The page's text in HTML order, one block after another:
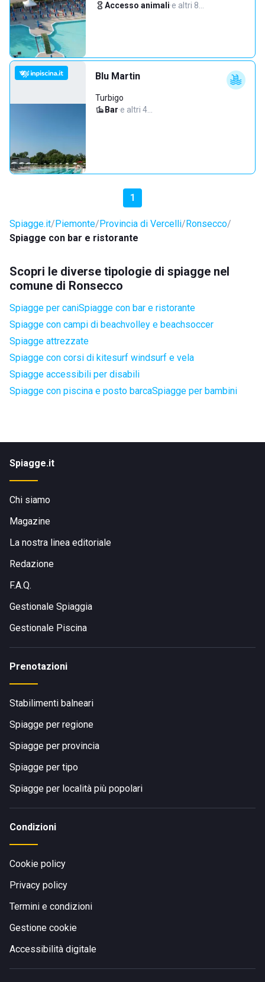
Accesso animali·e altri 8…
Blu Martin
Turbigo
Bar·e altri 4…
1
Spiagge.it Piemonte Provincia di Vercelli Ronsecco
Spiagge con bar e ristorante
Scopri le diverse tipologie di spiagge nel
comune di Ronsecco
Spiagge per caniSpiagge con bar e ristorante
Spiagge con campi di beachvolley e beachsoccer
Spiagge attrezzate
Spiagge con corsi di kitesurf windsurf e vela
Spiagge accessibili per disabili
Spiagge con piscina e posto barcaSpiagge per bambini
Spiagge.it
Chi siamo
Magazine
La nostra linea editoriale
Redazione
F.A.Q.
Gestionale Spiaggia
Gestionale Piscina
Prenotazioni
Stabilimenti balneari
Spiagge per regione
Spiagge per provincia
Spiagge per tipo
Spiagge per località più popolari
Condizioni
Cookie policy
Privacy policy
Termini e condizioni
Gestione cookie
Accessibilità digitale